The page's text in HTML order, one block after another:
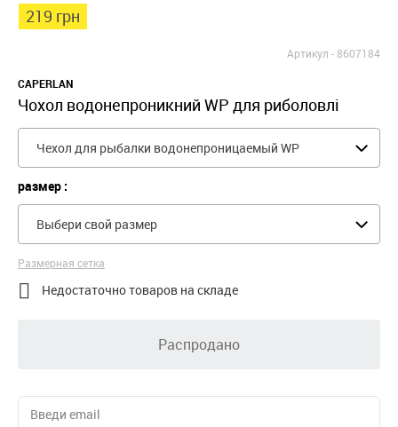
219 грн
Артикул -8607184
CAPERLAN
Чохол водонепроникний WP для риболовлі
Чехол для рыбалки водонепроницаемый WP
размер :
Выбери свой размер
Размерная сетка
 Недостаточно товаров на складе
Распродано